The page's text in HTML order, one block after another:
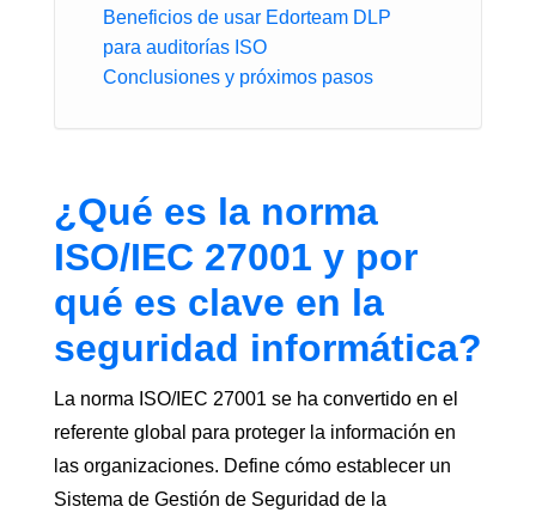
Beneficios de usar Edorteam DLP
para auditorías ISO
Conclusiones y próximos pasos
¿Qué es la norma
ISO/IEC 27001 y por
qué es clave en la
seguridad informática?
La norma ISO/IEC 27001 se ha convertido en el
referente global para proteger la información en
las organizaciones. Define cómo establecer un
Sistema de Gestión de Seguridad de la